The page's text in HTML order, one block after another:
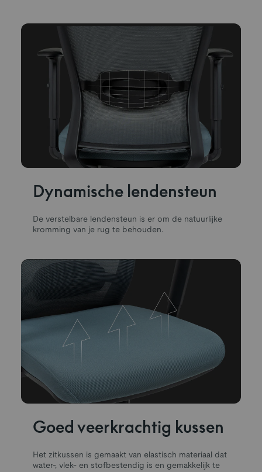
Dynamische lendensteun
De verstelbare lendensteun is er om de natuurlijke
kromming van je rug te behouden.
Goed veerkrachtig kussen
Het zitkussen is gemaakt van elastisch materiaal dat
water-, vlek- en stofbestendig is en gemakkelijk te